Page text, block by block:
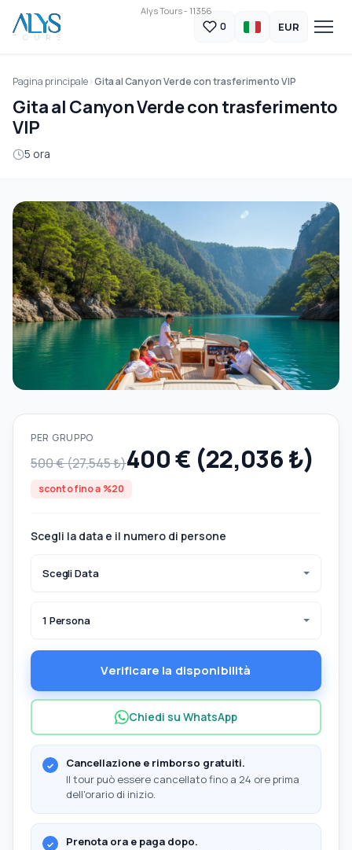
Alys Tours - 11356
0 EUR
Pagina principale Gita al Canyon Verde con trasferimento VIP
Gita al Canyon Verde con trasferimento
VIP
5 ora
PER GRUPPO
500 € (27,545 ₺)400 € (22,036 ₺)
sconto fino a %20
Scegli la data e il numero di persone
Scegli Data
1 Persona
Verificare la disponibilità
Chiedi su WhatsApp
Cancellazione e rimborso gratuiti.
Il tour può essere cancellato fino a 24 ore prima
dell'orario di inizio.
Prenota ora e paga dopo.